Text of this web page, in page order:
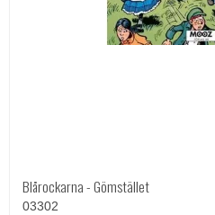
Blårockarna - Gömstället
03302